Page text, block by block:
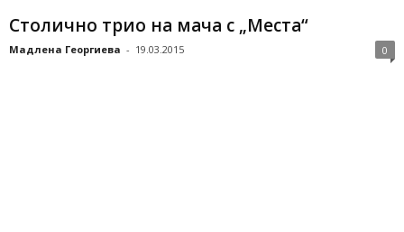
Столично трио на мача с „Места“
Мадлена Георгиева - 19.03.2015 0